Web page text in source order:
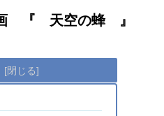
『 天空の蜂 』